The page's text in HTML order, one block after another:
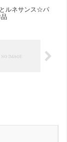
ルネサンス☆パ